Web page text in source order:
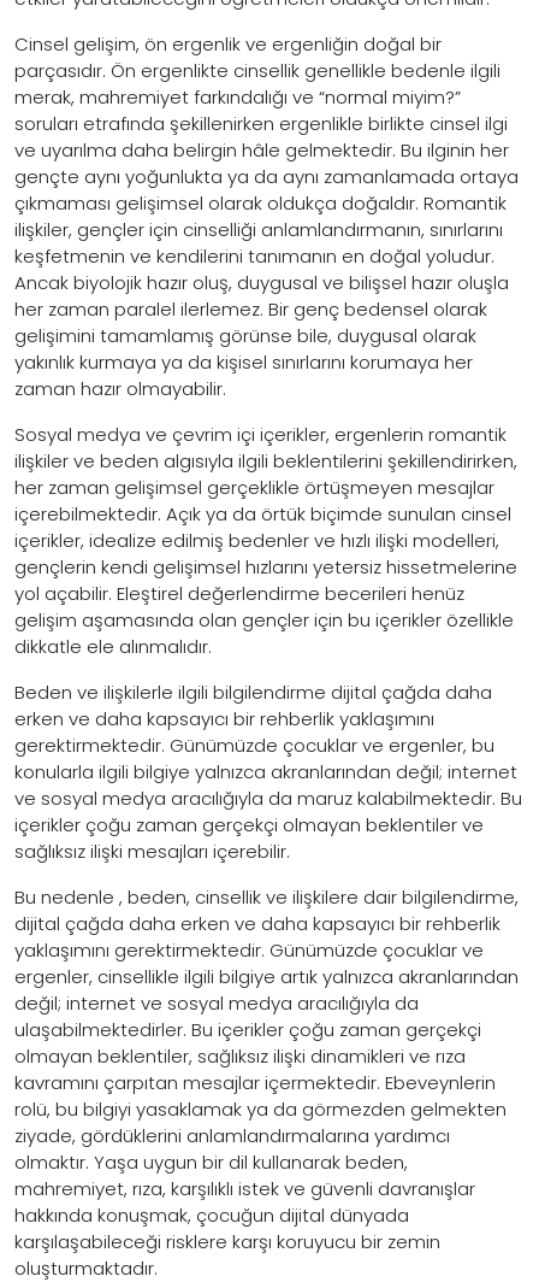
Cinsel gelişim, ön ergenlik ve ergenliğin doğal bir
parçasıdır. Ön ergenlikte cinsellik genellikle bedenle ilgili
merak, mahremiyet farkındalığı ve “normal miyim?”
soruları etrafında şekillenirken ergenlikle birlikte cinsel ilgi
ve uyarılma daha belirgin hâle gelmektedir. Bu ilginin her
gençte aynı yoğunlukta ya da aynı zamanlamada ortaya
çıkmaması gelişimsel olarak oldukça doğaldır. Romantik
ilişkiler, gençler için cinselliği anlamlandırmanın, sınırlarını
keşfetmenin ve kendilerini tanımanın en doğal yoludur.
Ancak biyolojik hazır oluş, duygusal ve bilişsel hazır oluşla
her zaman paralel ilerlemez. Bir genç bedensel olarak
gelişimini tamamlamış görünse bile, duygusal olarak
yakınlık kurmaya ya da kişisel sınırlarını korumaya her
zaman hazır olmayabilir.
Sosyal medya ve çevrim içi içerikler, ergenlerin romantik
ilişkiler ve beden algısıyla ilgili beklentilerini şekillendirirken,
her zaman gelişimsel gerçeklikle örtüşmeyen mesajlar
içerebilmektedir. Açık ya da örtük biçimde sunulan cinsel
içerikler, idealize edilmiş bedenler ve hızlı ilişki modelleri,
gençlerin kendi gelişimsel hızlarını yetersiz hissetmelerine
yol açabilir. Eleştirel değerlendirme becerileri henüz
gelişim aşamasında olan gençler için bu içerikler özellikle
dikkatle ele alınmalıdır.
Beden ve ilişkilerle ilgili bilgilendirme dijital çağda daha
erken ve daha kapsayıcı bir rehberlik yaklaşımını
gerektirmektedir. Günümüzde çocuklar ve ergenler, bu
konularla ilgili bilgiye yalnızca akranlarından değil; internet
ve sosyal medya aracılığıyla da maruz kalabilmektedir. Bu
içerikler çoğu zaman gerçekçi olmayan beklentiler ve
sağlıksız ilişki mesajları içerebilir.
Bu nedenle , beden, cinsellik ve ilişkilere dair bilgilendirme,
dijital çağda daha erken ve daha kapsayıcı bir rehberlik
yaklaşımını gerektirmektedir. Günümüzde çocuklar ve
ergenler, cinsellikle ilgili bilgiye artık yalnızca akranlarından
değil; internet ve sosyal medya aracılığıyla da
ulaşabilmektedirler. Bu içerikler çoğu zaman gerçekçi
olmayan beklentiler, sağlıksız ilişki dinamikleri ve rıza
kavramını çarpıtan mesajlar içermektedir. Ebeveynlerin
rolü, bu bilgiyi yasaklamak ya da görmezden gelmekten
ziyade, gördüklerini anlamlandırmalarına yardımcı
olmaktır. Yaşa uygun bir dil kullanarak beden,
mahremiyet, rıza, karşılıklı istek ve güvenli davranışlar
hakkında konuşmak, çocuğun dijital dünyada
karşılaşabileceği risklere karşı koruyucu bir zemin
oluşturmaktadır.